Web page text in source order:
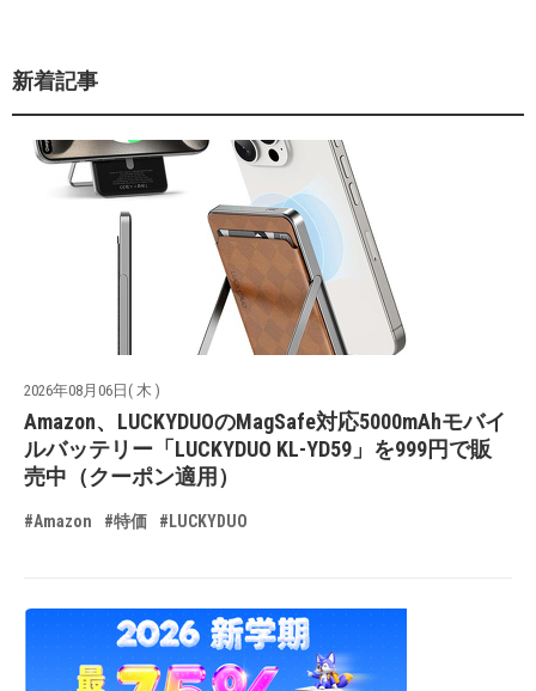
新着記事
2026年08月06日( 木 )
Amazon、LUCKYDUOのMagSafe対応5000mAhモバイ
ルバッテリー「LUCKYDUO KL-YD59」を999円で販
売中（クーポン適用）
#Amazon #特価 #LUCKYDUO